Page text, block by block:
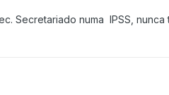
Secretariado numa IPSS,